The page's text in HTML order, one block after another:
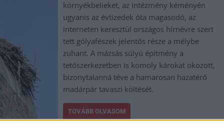
környékbelieket, az intézmény kéményén
ugyanis az évtizedek óta magasodó, az
interneten keresztül országos hírnévre szert
tett gólyafészek jelentős része a mélybe
zuhant. A mázsás súlyú építmény a
tetőszerkezetben is komoly károkat okozott,
bizonytalanná téve a hamarosan hazatérő
madárpár tavaszi költését.
TOVÁBB OLVASOM